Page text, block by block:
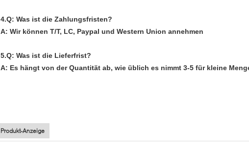
4.Q: Was ist die Zahlungsfristen?
A: Wir können T/T, LC, Paypal und Western Union annehmen
5.Q: Was ist die Lieferfrist?
A: Es hängt von der Quantität ab, wie üblich es nimmt 3-5 für kleine
Produkt-Anzeige